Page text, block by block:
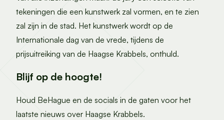
tekeningen die een kunstwerk zal vormen, en te zien
zal zijn in de stad. Het kunstwerk wordt op de
Internationale dag van de vrede, tijdens de
prijsuitreiking van de Haagse Krabbels, onthuld.
Blijf op de hoogte!
Houd BeHague en de socials in de gaten voor het
laatste nieuws over Haagse Krabbels.